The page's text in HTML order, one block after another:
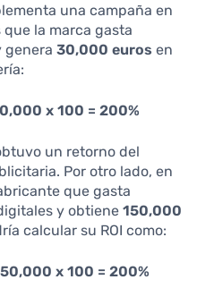
una campaña en
la marca gasta
genera 30,000 euros en
x 100 = 200%
un retorno del
Por otro lado, en
que gasta
y obtiene 150,000
calcular su ROI como:
x 100 = 200%